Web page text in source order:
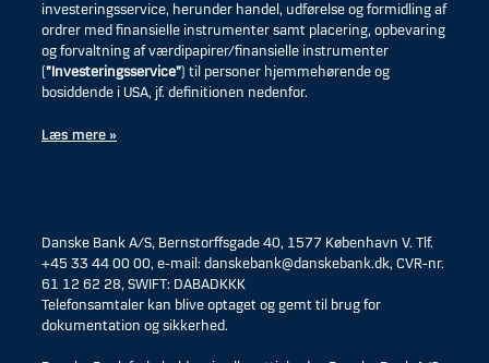
investeringsservice, herunder handel, udførelse og formidling af
ordrer med finansielle instrumenter samt placering, opbevaring
og forvaltning af værdipapirer/finansielle instrumenter
(”Investeringsservice”) til personer hjemmehørende og
bosiddende i USA, jf. definitionen nedenfor.
Læs mere »
Danske Bank A/S, Bernstorffsgade 40, 1577 København V. Tlf.
+45 33 44 00 00, e-mail: danskebank@danskebank.dk, CVR-nr.
61 12 62 28, SWIFT: DABADKKK
Telefonsamtaler kan blive optaget og gemt til brug for
dokumentation og sikkerhed.